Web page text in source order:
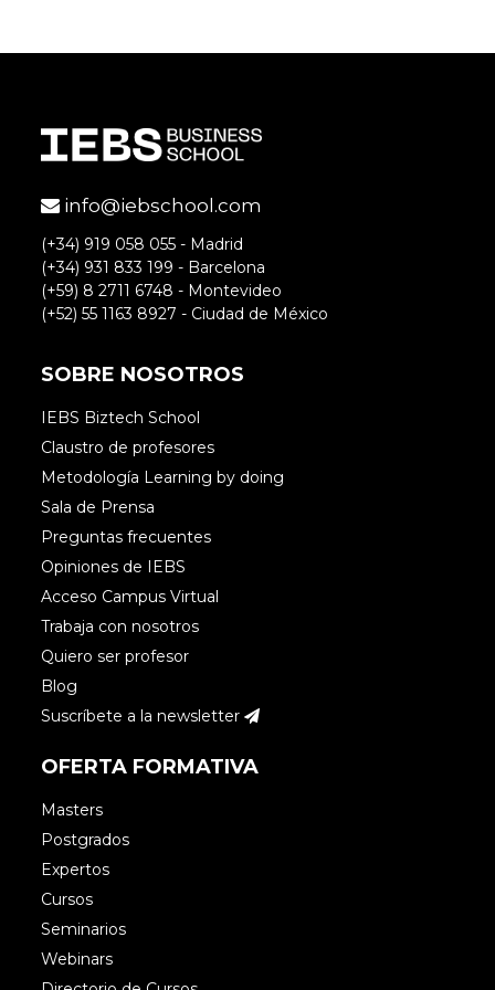
misma gracia, de eso se trata: hay que
reírse de uno mismo y de estas
situaciones 🙂
Gracias por este toque de humor y por
haber sabido elegir tan bien con esas caras
situaciones diarias.!!!
Helena Rengel
me costó encontrar las reacciones
para algunas situaciones..pero siempre
hay Gifs para todo ¡Un saludo!
info@iebschool.com
(+34) 919 058 055 - Madrid
(+34) 931 833 199 - Barcelona
(+59) 8 2711 6748 - Montevideo
(+52) 55 1163 8927 - Ciudad de México
SOBRE NOSOTROS
IEBS Biztech School
Claustro de profesores
Metodología Learning by doing
Sala de Prensa
Preguntas frecuentes
Opiniones de IEBS
Acceso Campus Virtual
Trabaja con nosotros
Quiero ser profesor
Blog
Suscríbete a la newsletter
OFERTA FORMATIVA
Masters
Postgrados
Expertos
Cursos
Seminarios
Webinars